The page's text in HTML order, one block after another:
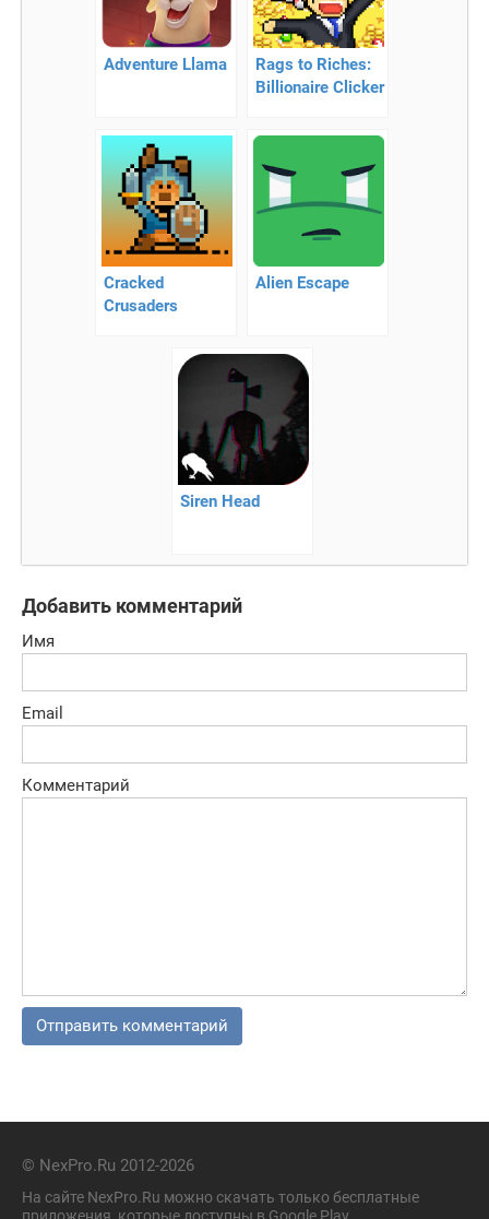
Adventure Llama
Rags to Riches:
Billionaire Clicker
Cracked
Crusaders
Alien Escape
Siren Head
Добавить комментарий
Имя
Email
Комментарий
© NexPro.Ru 2012-2026
На сайте NexPro.Ru можно скачать только бесплатные
приложения, которые доступны в Google Play